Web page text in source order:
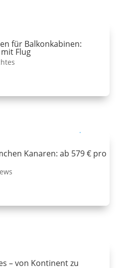
für Balkonkabinen:
Flug
Kanaren: ab 579 € pro
– von Kontinent zu